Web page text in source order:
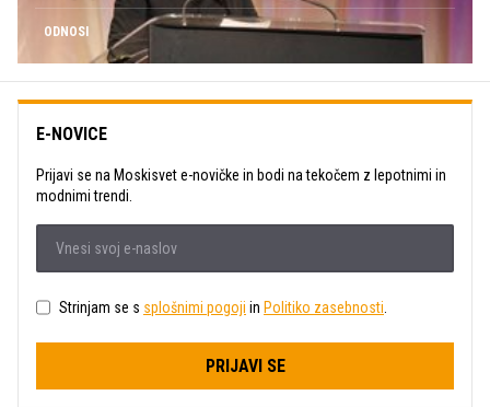
ODNOSI
E-NOVICE
Prijavi se na Moskisvet e-novičke in bodi na tekočem z lepotnimi in
modnimi trendi.
Strinjam se s splošnimi pogoji in Politiko zasebnosti
PRIJAVI SE